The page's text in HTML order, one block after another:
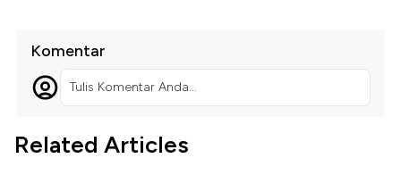
Komentar
Tulis Komentar Anda...
Related Articles